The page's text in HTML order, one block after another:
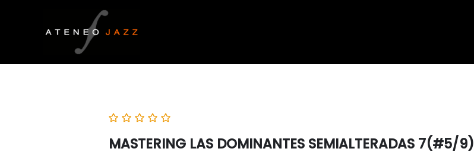
MASTERING LAS DOMINANTES SEMIALTERADAS 7(#5/9)